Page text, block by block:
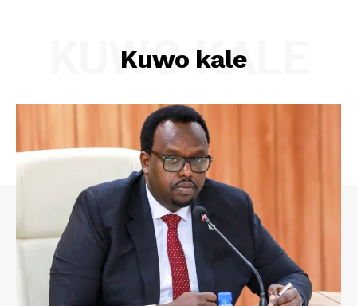
Kuwo kale
KUWO KALE